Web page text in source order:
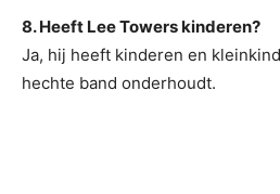
8. Heeft Lee Towers kinderen?
Ja, hij heeft kinderen en
hechte band onderhoudt.